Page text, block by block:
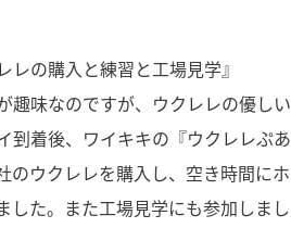
の購入と練習と工場見学』
趣味なのですが、ウクレレの優しい
到着後、ワイキキの『ウクレレぷあ
のウクレレを購入し、空き時間にホ
した。また工場見学にも参加しまし